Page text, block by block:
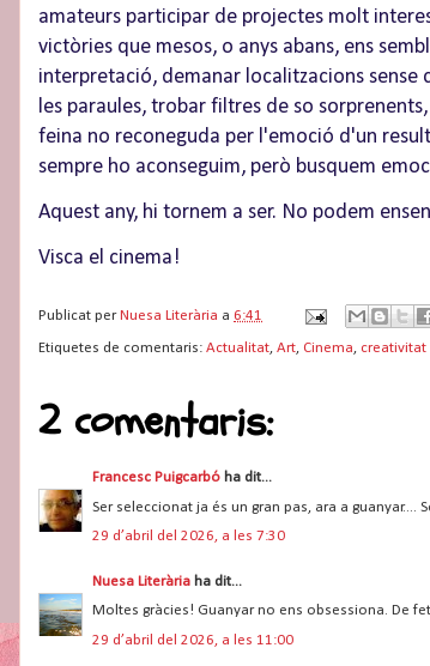
amateurs participar de projectes molt
victòries que mesos, o anys abans, ens
interpretació, demanar localitzacions sense
les paraules, trobar filtres de so
feina no reconeguda per l'emoció d'un
sempre ho aconseguim, però busquem
Aquest any, hi tornem a ser. No podem
Visca el cinema!
Publicat per Nuesa Literària a 6:41
Etiquetes de comentaris: Actualitat, Art, Cinema, creativitat
2 comentaris:
Francesc Puigcarbó ha dit...
Ser seleccionat ja és un gran pas, ara a guanyar....
29 d’abril del 2026, a les 7:30
Nuesa Literària ha dit...
Moltes gràcies! Guanyar no ens obsessiona. De
29 d’abril del 2026, a les 11:00